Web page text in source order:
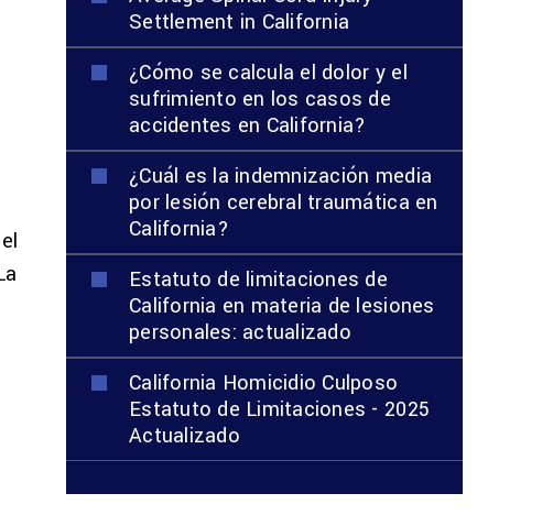
Settlement in California
¿Cómo se calcula el dolor y el
sufrimiento en los casos de
accidentes en California?
¿Cuál es la indemnización media
por lesión cerebral traumática en
California?
Estatuto de limitaciones de
California en materia de lesiones
personales: actualizado
California Homicidio Culposo
Estatuto de Limitaciones - 2025
Actualizado